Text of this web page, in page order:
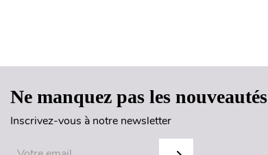
Ne manquez pas les nouveautés
Inscrivez-vous à notre newsletter